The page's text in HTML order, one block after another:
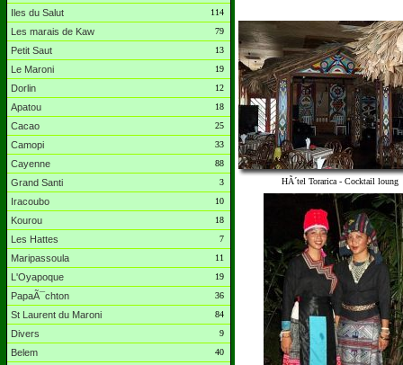
Iles du Salut 114
Les marais de Kaw 79
Petit Saut 13
Le Maroni 19
Dorlin 12
Apatou 18
Cacao 25
Camopi 33
Cayenne 88
Grand Santi 3
Iracoubo 10
Kourou 18
Les Hattes 7
Maripassoula 11
L'Oyapoque 19
PapaÃ¯chton 36
St Laurent du Maroni 84
Divers 9
Belem 40
HÃ´tel Torarica - Cocktail loung